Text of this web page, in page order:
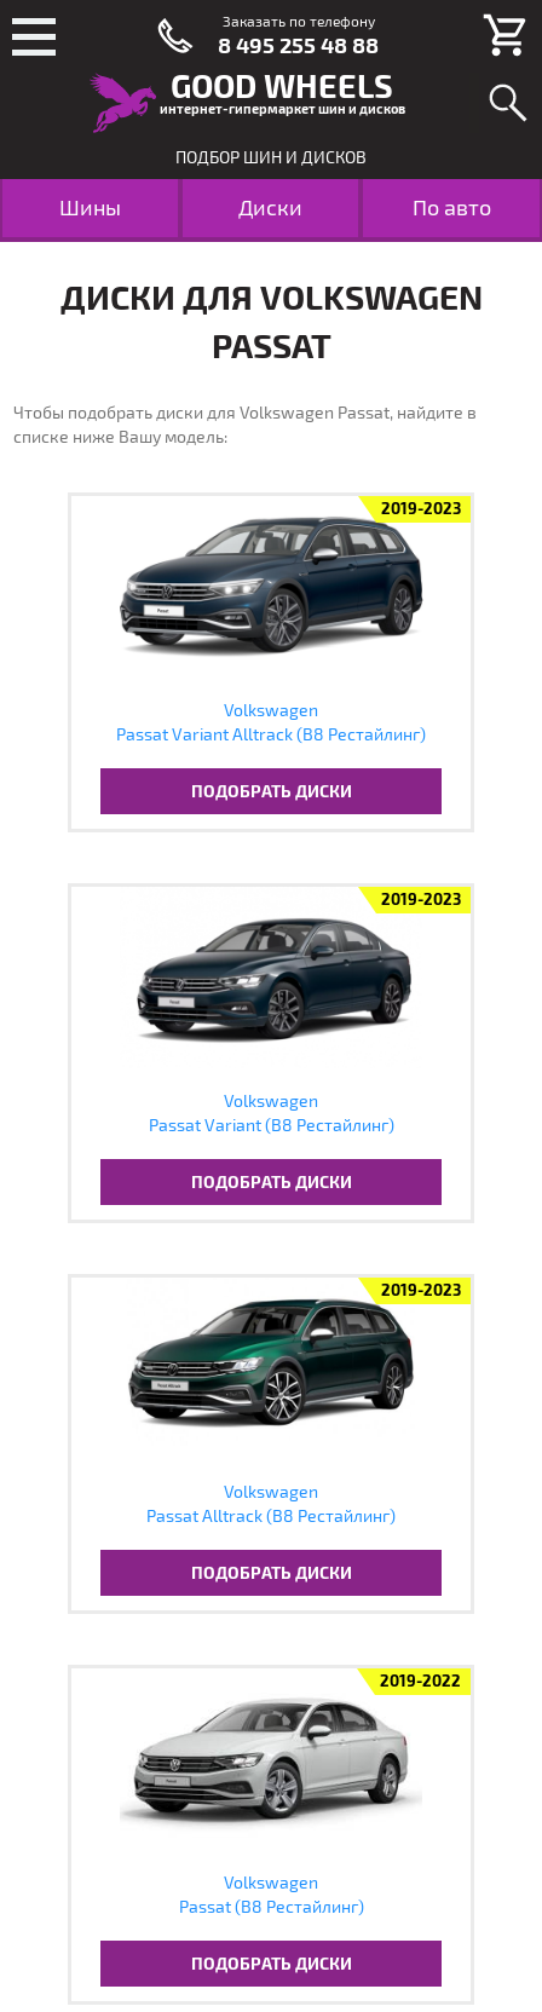
GOOD WHEELS
интернет-гипермаркет шин и дисков
ПОДБОР ШИН И ДИСКОВ
Шины Диски По авто
ДИСКИ ДЛЯ VOLKSWAGEN
PASSAT
Чтобы подобрать диски для Volkswagen Passat, найдите в
списке ниже Вашу модель:
2019-2023
Volkswagen
Passat Variant Alltrack (B8 Рестайлинг)
ПОДОБРАТЬ ДИСКИ
2019-2023
Volkswagen
Passat Variant (B8 Рестайлинг)
ПОДОБРАТЬ ДИСКИ
2019-2023
Volkswagen
Passat Alltrack (B8 Рестайлинг)
ПОДОБРАТЬ ДИСКИ
2019-2022
Volkswagen
Passat (B8 Рестайлинг)
ПОДОБРАТЬ ДИСКИ
Заказать по телефону
8 495 255 48 88